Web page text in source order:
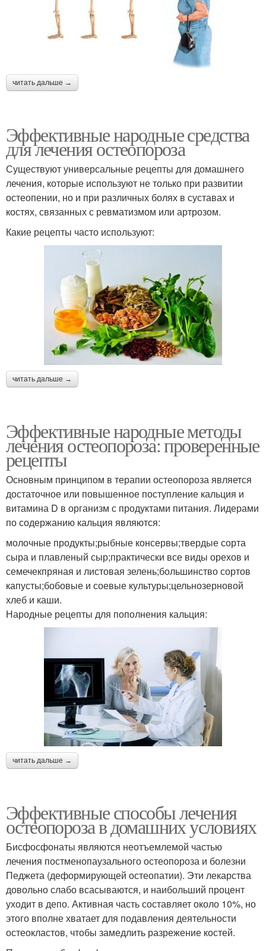
читать дальше →
Эффективные народные средства
для лечения остеопороза
Существуют универсальные рецепты для домашнего
лечения, которые используют не только при развитии
остеопении, но и при различных болях в суставах и
костях, связанных с ревматизмом или артрозом.
Какие рецепты часто используют:
читать дальше →
Эффективные народные методы
лечения остеопороза: проверенные
рецепты
Основным принципом в терапии остеопороза является
достаточное или повышенное поступление кальция и
витамина D в организм с продуктами питания. Лидерами
по содержанию кальция являются:
молочные продукты;рыбные консервы;твердые сорта
сыра и плавленый сыр;практически все виды орехов и
семечекпряная и листовая зелень;большинство сортов
капусты;бобовые и соевые культуры;цельнозерновой
хлеб и каши.
Народные рецепты для пополнения кальция:
читать дальше →
Эффективные способы лечения
остеопороза в домашних условиях
Бисфосфонаты являются неотъемлемой частью
лечения постменопаузального остеопороза и болезни
Педжета (деформирующей остеопатии). Эти лекарства
довольно слабо всасываются, и наибольший процент
уходит в депо. Активная часть составляет около 10%, но
этого вполне хватает для подавления деятельности
остеокластов, чтобы замедлить разрежение костей.